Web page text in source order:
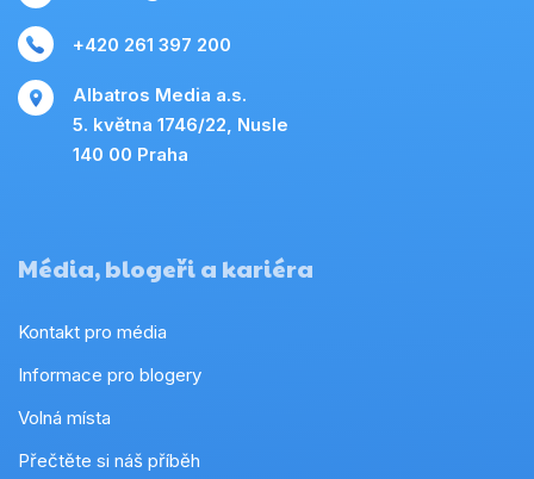
+420 261 397 200
Albatros Media a.s.
5. května 1746/22, Nusle
140 00 Praha
Média, blogeři a kariéra
Kontakt pro média
Informace pro blogery
Volná místa
Přečtěte si náš příběh